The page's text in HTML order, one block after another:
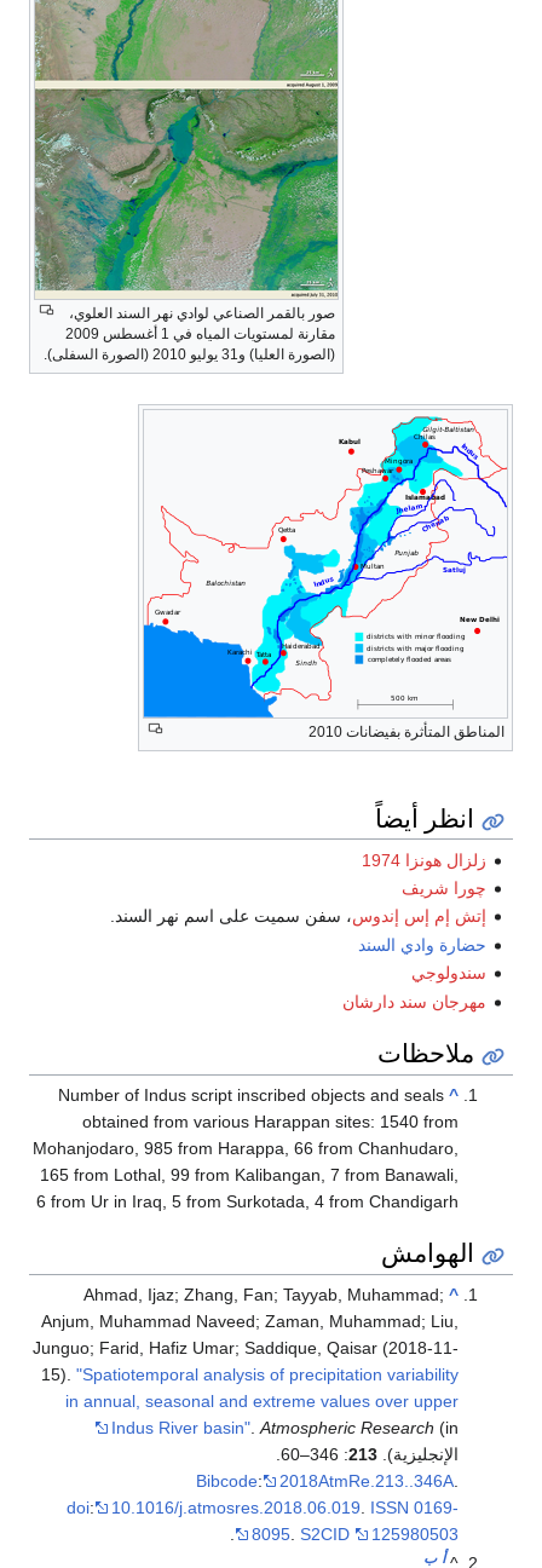
صور بالقمر الصناعي لوادي نهر السند العلوي،
مقارنة لمستويات المياه في 1 أغسطس 2009
(الصورة العليا) و31 يوليو 2010 (الصورة السفلى).
المناطق المتأثرة بفيضانات 2010
انظر أيضاً
زلزال هونزا 1974
چورا شريف
إتش إم إس إندوس، سفن سميت على اسم نهر السند.
حضارة وادي السند
سندولوجي
مهرجان سند دارشان
ملاحظات
^
Number of Indus script inscribed objects and seals
obtained from various Harappan sites: 1540 from
Mohanjodaro, 985 from Harappa, 66 from Chanhudaro,
165 from Lothal, 99 from Kalibangan, 7 from Banawali,
6 from Ur in Iraq, 5 from Surkotada, 4 from Chandigarh
الهوامش
^
Ahmad, Ijaz; Zhang, Fan; Tayyab, Muhammad;
Anjum, Muhammad Naveed; Zaman, Muhammad; Liu,
Junguo; Farid, Hafiz Umar; Saddique, Qaisar (2018-11-
15)."Spatiotemporal analysis of precipitation variability
in annual, seasonal and extreme values over upper
Indus River basin".Atmospheric Research (in
الإنجليزية). 213
: 346–60.
Bibcode: 2018AtmRe.213..346A.
doi: 10.1016/j.atmosres.2018.06.019. ISSN 0169-
8095.S2CID 125980503
.
^أ ب